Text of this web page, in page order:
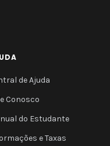
de Ajuda
Conosco
do Estudante
e Taxas